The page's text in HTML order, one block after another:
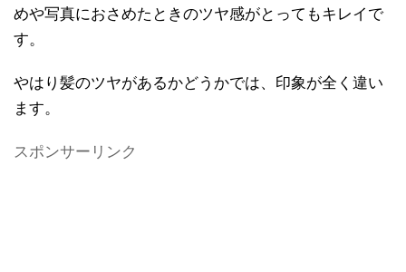
めや写真におさめたときのツヤ感がとってもキレイで
す。
やはり髪のツヤがあるかどうかでは、印象が全く違い
ます。
スポンサーリンク